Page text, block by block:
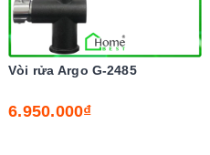
Vòi rửa Argo G-2485
6.950.000₫